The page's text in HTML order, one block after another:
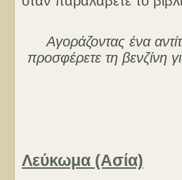
Αγοράζοντας ένα
προσφέρετε τη βενζίνη
Λεύκωμα (Ασία)